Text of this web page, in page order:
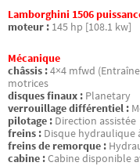
Lamborghini 1506
moteur : 145 hp [108.1 kw]
Mécanique
châssis :4×4 mfwd
motrices
disques finaux : Planetary
verrouillage différentiel :
pilotage : Direction assistée
freins : Disque hydraulique
freins de remorque :
cabine :Cabine disponible